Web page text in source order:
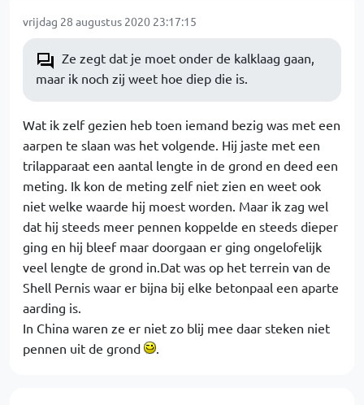
vrijdag 28 augustus 2020 23:17:15
Ze zegt dat je moet onder de kalklaag gaan,
maar ik noch zij weet hoe diep die is.
Wat ik zelf gezien heb toen iemand bezig was met een
aarpen te slaan was het volgende. Hij jaste met een
trilapparaat een aantal lengte in de grond en deed een
meting. Ik kon de meting zelf niet zien en weet ook
niet welke waarde hij moest worden. Maar ik zag wel
dat hij steeds meer pennen koppelde en steeds dieper
ging en hij bleef maar doorgaan er ging ongelofelijk
veel lengte de grond in.Dat was op het terrein van de
Shell Pernis waar er bijna bij elke betonpaal een aparte
aarding is.
In China waren ze er niet zo blij mee daar steken niet
pennen uit de grond
.